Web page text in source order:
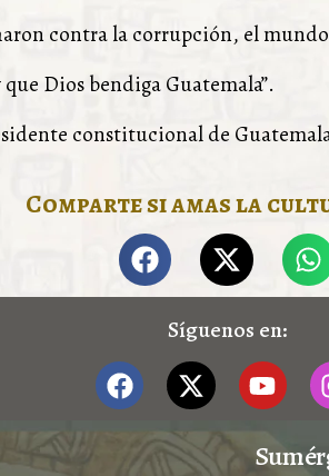
contra la corrupción, el
Dios bendiga Guatemala”.
constitucional de
Comparte si amas la
Síguenos en: